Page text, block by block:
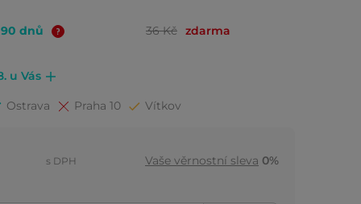
dnů 36 Kč zdarma
u Vás
Ostrava Praha 10 Vítkov
s DPH Vaše věrnostní sleva 0%